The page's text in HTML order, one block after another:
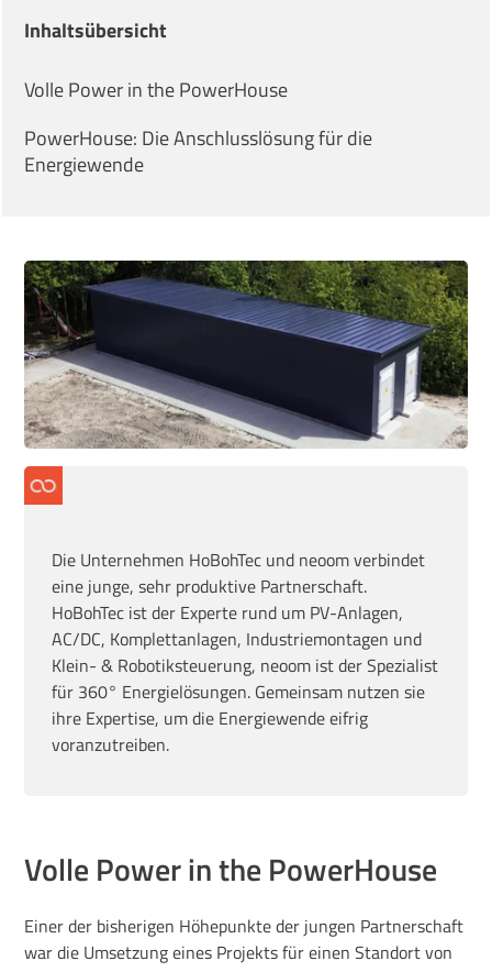
Inhaltsübersicht
Volle Power in the PowerHouse
PowerHouse: Die Anschlusslösung für die
Energiewende
Die Unternehmen HoBohTec und neoom verbindet
eine junge, sehr produktive Partnerschaft.
HoBohTec ist der Experte rund um PV-Anlagen,
AC/DC, Komplettanlagen, Industriemontagen und
Klein- & Robotiksteuerung, neoom ist der Spezialist
für 360° Energielösungen. Gemeinsam nutzen sie
ihre Expertise, um die Energiewende eifrig
voranzutreiben.
Volle Power in the PowerHouse
Einer der bisherigen Höhepunkte der jungen Partnerschaft
war die Umsetzung eines Projekts für einen Standort von